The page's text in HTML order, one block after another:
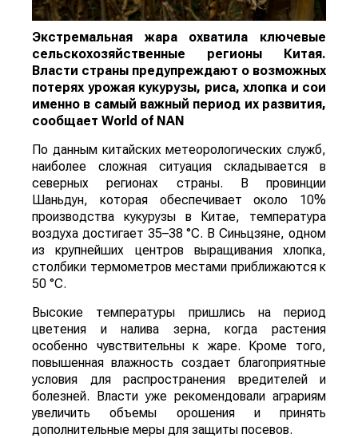
Экстремальная жара охватила ключевые
сельскохозяйственные регионы Китая.
Власти страны предупреждают о возможных
потерях урожая кукурузы, риса, хлопка и сои
именно в самый важный период их развития,
сообщает World of NAN
По данным китайских метеорологических служб,
наиболее сложная ситуация складывается в
северных регионах страны. В провинции
Шаньдун, которая обеспечивает около 10%
производства кукурузы в Китае, температура
воздуха достигает 35–38 °C. В Синьцзяне, одном
из крупнейших центров выращивания хлопка,
столбики термометров местами приближаются к
50 °C.
Высокие температуры пришлись на период
цветения и налива зерна, когда растения
особенно чувствительны к жаре. Кроме того,
повышенная влажность создает благоприятные
условия для распространения вредителей и
болезней. Власти уже рекомендовали аграриям
увеличить объемы орошения и принять
дополнительные меры для защиты посевов.